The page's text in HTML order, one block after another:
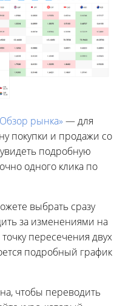
рынка» — для
покупки и продажи со
подробную
одного клика по
выбрать сразу
за изменениями на
пересечения двух
подробный график
чтобы переводить